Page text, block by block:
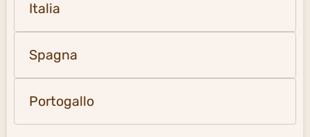
Italia
Spagna
Portogallo